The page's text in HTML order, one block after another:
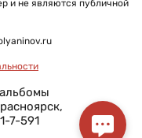
и не являются публичной
,
7-591